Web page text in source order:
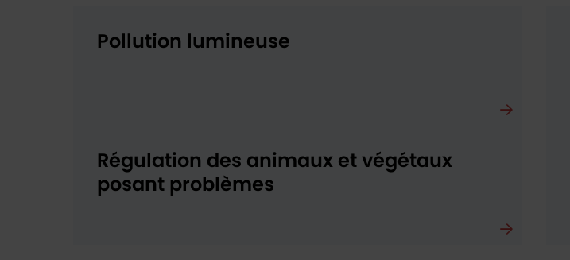
Pollution lumineuse
Régulation des animaux et végétaux
posant problèmes